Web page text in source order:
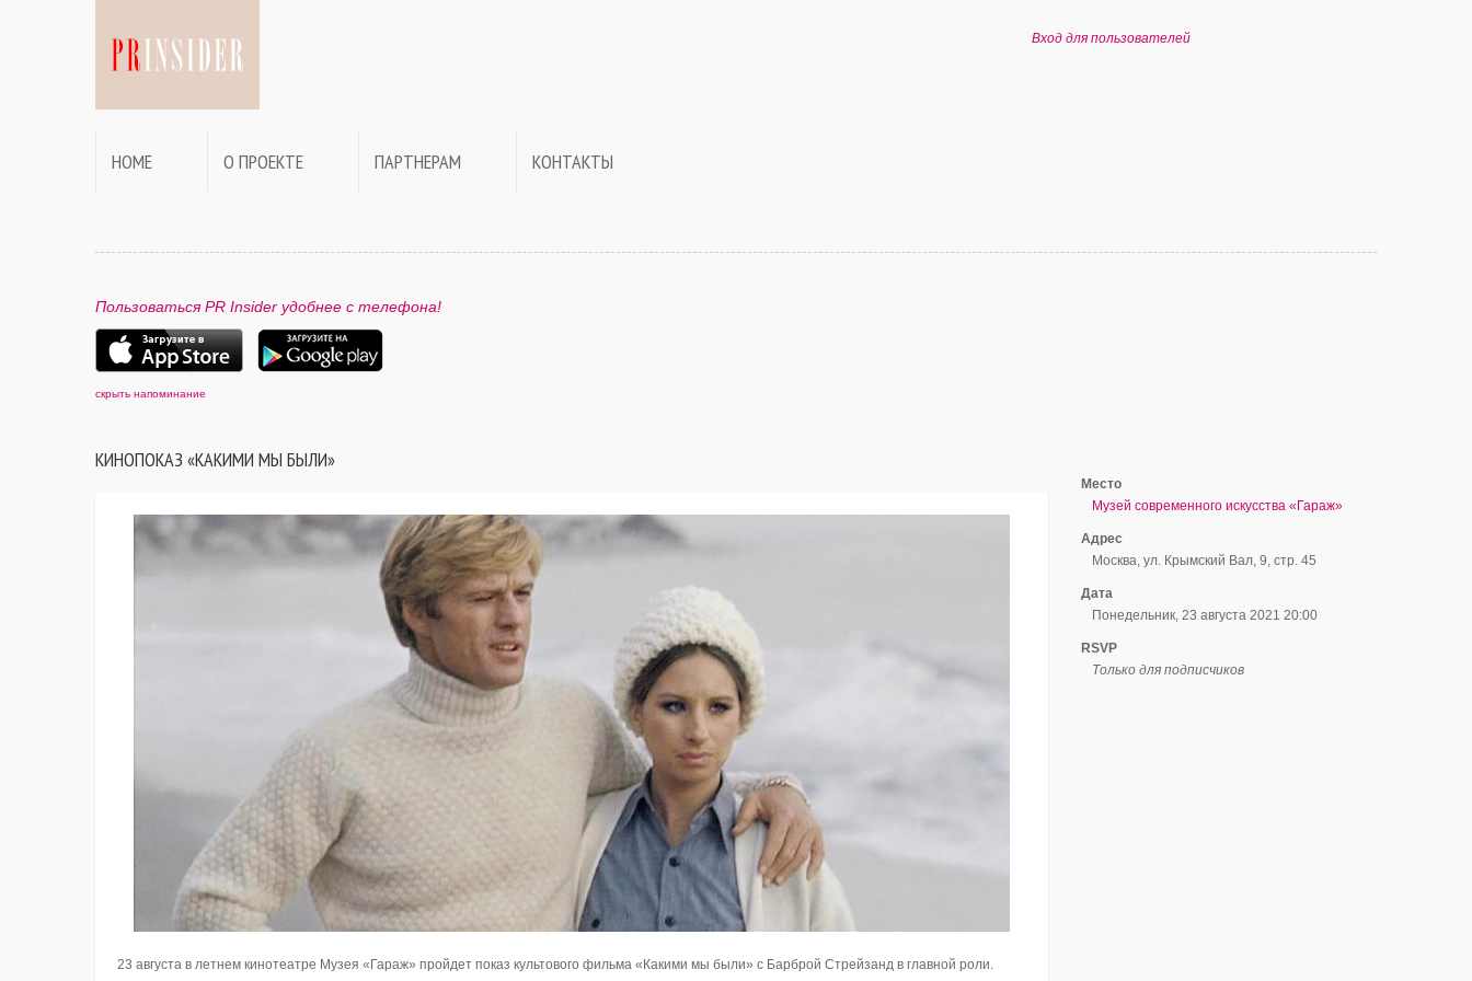
Вход для пользователей
HOME О ПРОЕКТЕ ПАРТНЕРАМ КОНТАКТЫ
Пользоваться PR Insider удобнее с телефона!
скрыть напоминание
КИНОПОКАЗ «КАКИМИ МЫ БЫЛИ»
23 августа в летнем кинотеатре Музея «Гараж» пройдет показ культового фильма «Какими мы были» с Барброй Стрейзанд в главной роли.
Место
Музей современного искусства «Гараж»
Адрес
Москва, ул. Крымский Вал, 9, стр. 45
Дата
Понедельник, 23 августа 2021 20:00
RSVP
Только для подписчиков